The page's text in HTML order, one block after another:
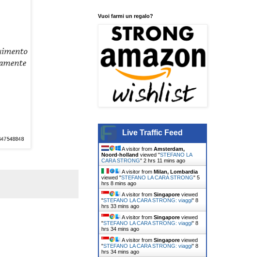
Vuoi farmi un regalo?
Live Traffic Feed
A visitor from Amsterdam,
Noord-holland viewed "STEFANO LA
CARA STRONG" 2 hrs 12 mins ago
A visitor from Milan, Lombardia
viewed "STEFANO LA CARA STRONG" 5
hrs 8 mins ago
A visitor from Singapore viewed
"STEFANO LA CARA STRONG: viaggi" 8
hrs 33 mins ago
A visitor from Singapore viewed
"STEFANO LA CARA STRONG: viaggi" 8
hrs 34 mins ago
A visitor from Singapore viewed
"STEFANO LA CARA STRONG: viaggi" 8
hrs 34 mins ago